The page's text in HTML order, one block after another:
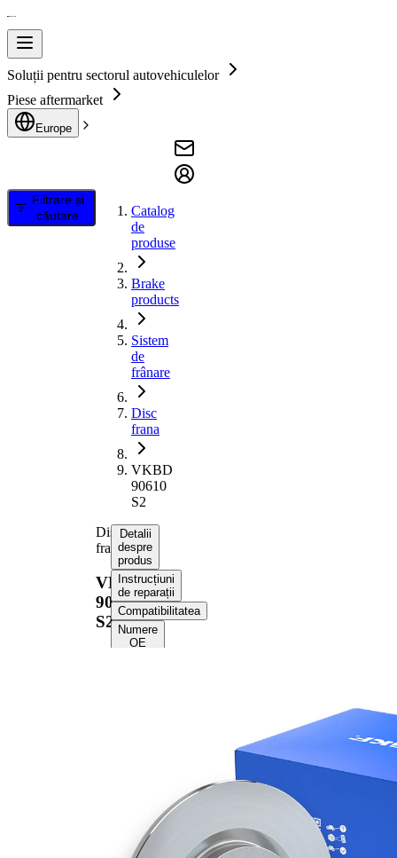
Soluții pentru sectorul autovehiculelor
Piese aftermarket
Europe
Filtrare și
căutare
Catalog
de
produse
Brake
products
Sistem
de
frânare
Disc
frana
VKBD
90610
S2
Disc
frana
VKBD
90610
S2
Detalii
despre
produs
Instrucțiuni
de reparații
Compatibilitatea
Numere
OE
disc frâna
Grosime
minima
8,4 mm